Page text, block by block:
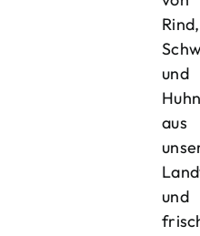
Rind,
und
aus
und